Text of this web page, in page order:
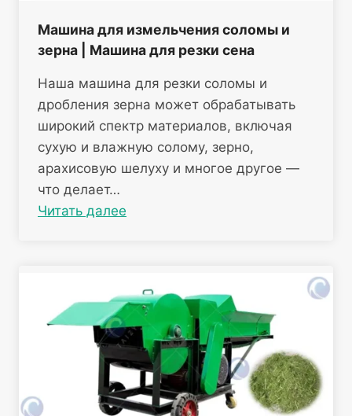
Машина для измельчения соломы и
зерна | Машина для резки сена
Наша машина для резки соломы и
дробления зерна может обрабатывать
широкий спектр материалов, включая
сухую и влажную солому, зерно,
арахисовую шелуху и многое другое —
что делает…
Читать далее